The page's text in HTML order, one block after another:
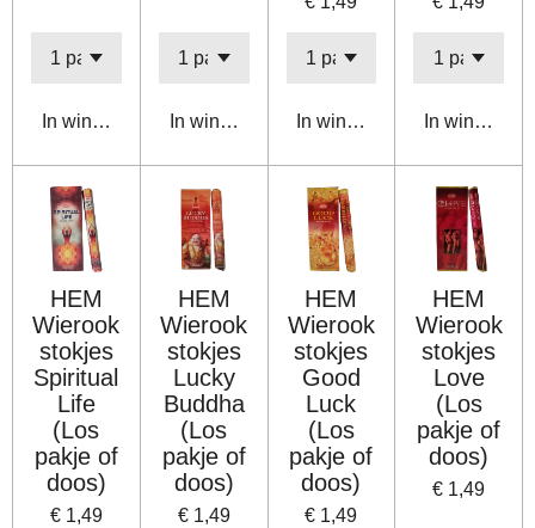
In winkelwagenIn winkelwagenIn winkelwagenIn
HEM
Wierook
stokjes
Spiritual
Life
(Los
pakje of
doos)
€ 1,49
HEM
Wierook
stokjes
Lucky
Buddha
(Los
pakje of
doos)
€ 1,49
HEM
Wierook
stokjes
Good
Luck
(Los
pakje of
doos)
€ 1,49
HEM
Wierook
stokjes
Love
(Los
pakje of
doos)
€ 1,49